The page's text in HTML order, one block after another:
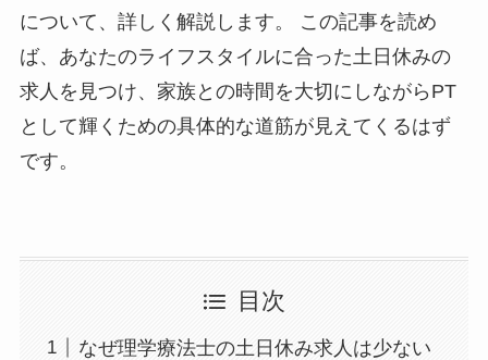
について、詳しく解説します。 この記事を読め
ば、あなたのライフスタイルに合った土日休みの
求人を見つけ、家族との時間を大切にしながらPT
として輝くための具体的な道筋が見えてくるはず
です。
目次
なぜ理学療法士の土日休み求人は少ない